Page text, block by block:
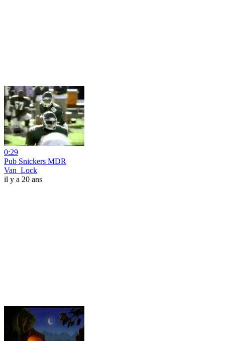
0:29
Pub Snickers MDR
Van_Lock
il y a 20 ans